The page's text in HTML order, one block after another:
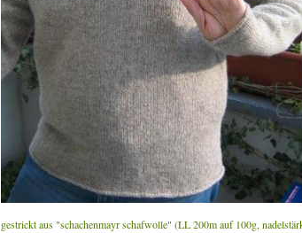
gestrickt aus "schachenmayr schafwolle" (LL 200m auf 100g,